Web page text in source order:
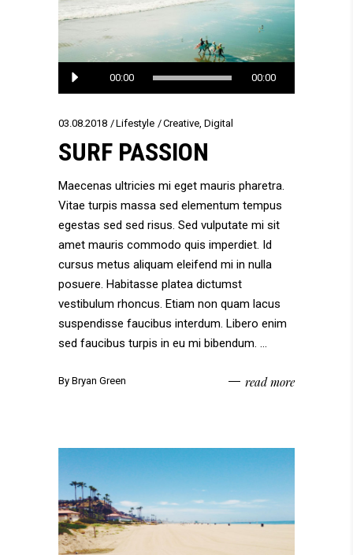
Audio
Player
00:00 00:00
03.08.2018 Lifestyle Creative Digital
SURF PASSION
Maecenas ultricies mi eget mauris pharetra.
Vitae turpis massa sed elementum tempus
egestas sed sed risus. Sed vulputate mi sit
amet mauris commodo quis imperdiet. Id
cursus metus aliquam eleifend mi in nulla
posuere. Habitasse platea dictumst
vestibulum rhoncus. Etiam non quam lacus
suspendisse faucibus interdum. Libero enim
sed faucibus turpis in eu mi bibendum.
By Bryan Green read more